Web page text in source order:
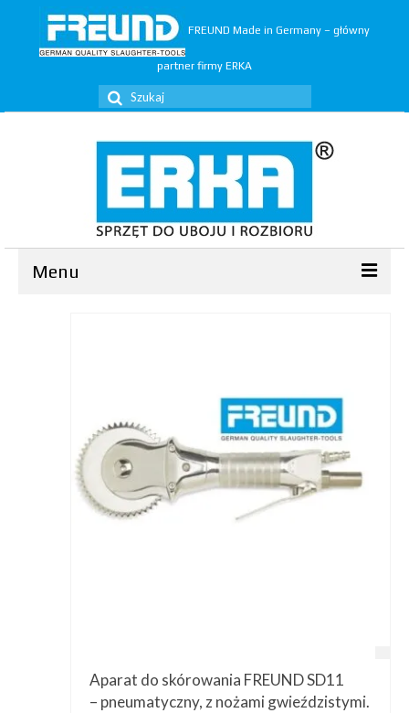
FREUND Made in Germany – główny
partner firmy ERKA
Szuklaj
w:
Menu
Przetwórstwo
Narzędzia ▼
Informacje
Aparat do skórowania FREUND SD11
– pneumatyczny, z nożami gwieździstymi.